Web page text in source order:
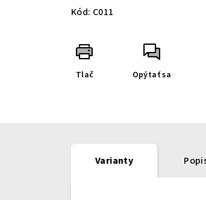
cena:
Kód: C011
Tlač Opýtať sa
Varianty